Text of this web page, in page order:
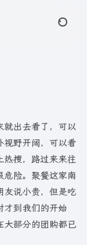
就出去看了，可以
视野开阔，可以看
热搜，路过来来往
危险。聚餐这家南
友说小贵，但是吃
才到我们的开始
大部分的团购都已